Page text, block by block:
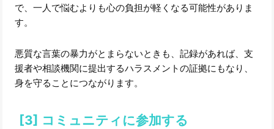
で、一人で悩むよりも心の負担が軽くなる可能性がありま
す。
悪質な言葉の暴力がとまらないときも、記録があれば、支
援者や相談機関に提出するハラスメントの証拠にもなり、
身を守ることにつながります。
[3] コミュニティに参加する